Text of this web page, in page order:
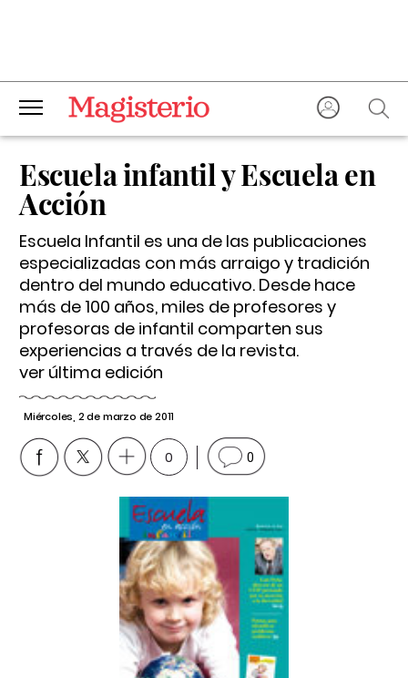
Escuela infantil y Escuela en
Acción
Escuela Infantil es una de las publicaciones
especializadas con más arraigo y tradición
dentro del mundo educativo. Desde hace
más de 100 años, miles de profesores y
profesoras de infantil comparten sus
experiencias a través de la revista.
ver última edición
Miércoles, 2 de marzo de 2011
0 0